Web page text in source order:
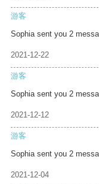
游客
Sophia sent you 2 messa
2021-12-22
游客
Sophia sent you 2 messa
2021-12-12
游客
Sophia sent you 2 messa
2021-12-04